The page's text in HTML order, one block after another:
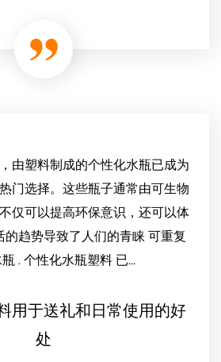
由塑料制成的个性化水瓶已成为
门选择。这些瓶子通常由可生物
仅可以提高环保意识，还可以体
趋势导致了人们的青睐 可重复
. 个性化水瓶塑料 已...
用于送礼和日常使用的好
处